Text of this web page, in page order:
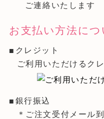
ご連絡いたします
お支払い方法につ
クレジット
ご利用いただけるク
銀行振込
＊ご注文受付メール